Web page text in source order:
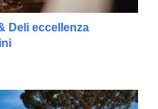
Deli eccellenza